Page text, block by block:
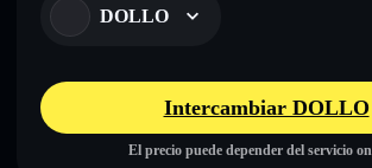
DOLLO
Intercambiar DOLLO
El precio puede depender del servicio